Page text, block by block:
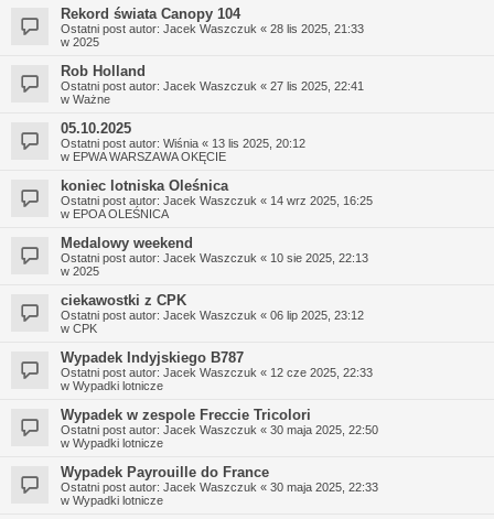
Rekord świata Canopy 104
Ostatni post autor: Jacek Waszczuk « 28 lis 2025, 21:33
w 2025
Rob Holland
Ostatni post autor: Jacek Waszczuk « 27 lis 2025, 22:41
w Ważne
05.10.2025
Ostatni post autor: Wiśnia « 13 lis 2025, 20:12
w EPWA WARSZAWA OKĘCIE
koniec lotniska Oleśnica
Ostatni post autor: Jacek Waszczuk « 14 wrz 2025, 16:25
w EPOA OLEŚNICA
Medalowy weekend
Ostatni post autor: Jacek Waszczuk « 10 sie 2025, 22:13
w 2025
ciekawostki z CPK
Ostatni post autor: Jacek Waszczuk « 06 lip 2025, 23:12
w CPK
Wypadek Indyjskiego B787
Ostatni post autor: Jacek Waszczuk « 12 cze 2025, 22:33
w Wypadki lotnicze
Wypadek w zespole Freccie Tricolori
Ostatni post autor: Jacek Waszczuk « 30 maja 2025, 22:50
w Wypadki lotnicze
Wypadek Payrouille do France
Ostatni post autor: Jacek Waszczuk « 30 maja 2025, 22:33
w Wypadki lotnicze